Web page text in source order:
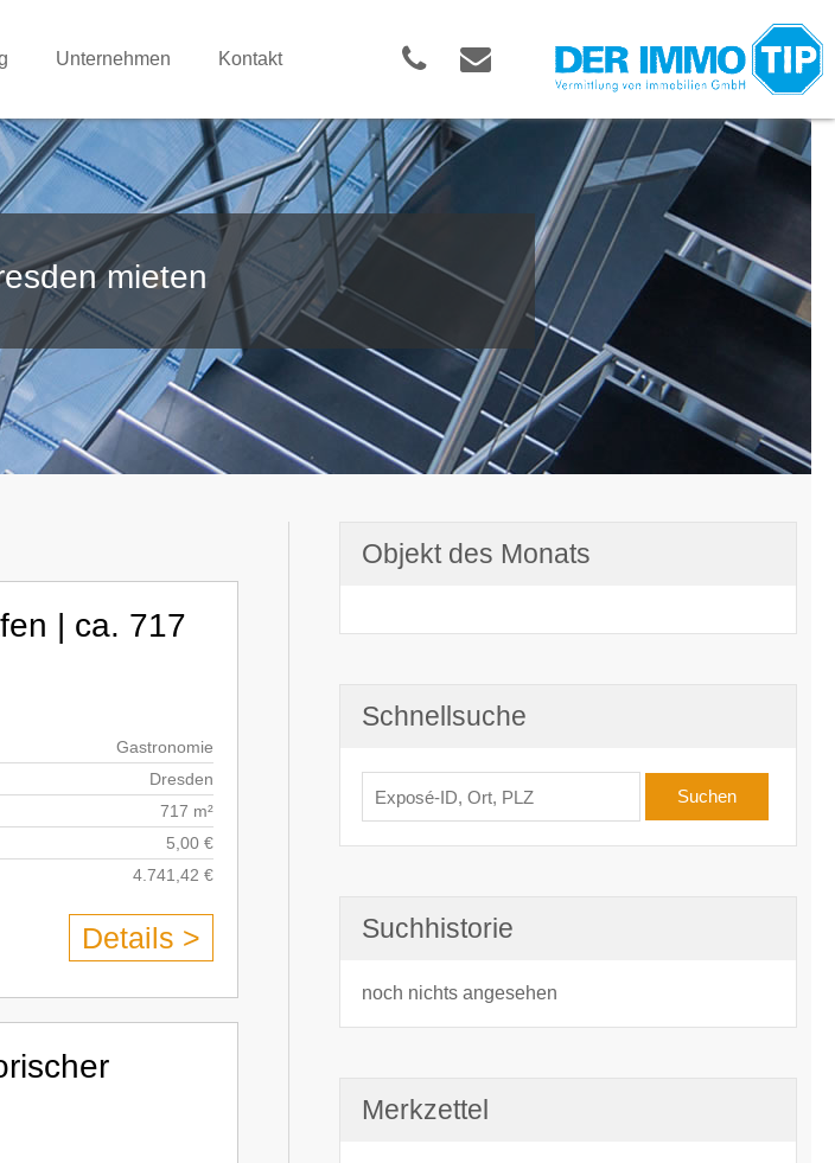
Unternehmen Kontakt
mieten
| ca. 717
Gastronomie
Dresden
717 m²
5,00 €
4.741,42 €
Details >
Objekt des Monats
Schnellsuche
Suchhistorie
noch nichts angesehen
Merkzettel